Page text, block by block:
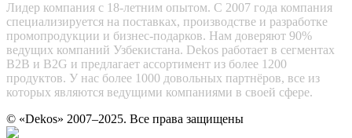
Лидер компания с 18-летним опытом. С 2007 года компания
специализируется на поставках, производстве и разработке
промопродукции и бизнес-подарков. Нам доверяют 90%
ведущих компаний Узбекистана. Dekos работает в сегментах
B2B и B2G и предлагает ассортимент из более 1200
продуктов. У нас более 1000 довольных партнёров, все из
которых являются ведущими компаниями в своей сфере.
© «Dekos» 2007–2025. Все права защищены